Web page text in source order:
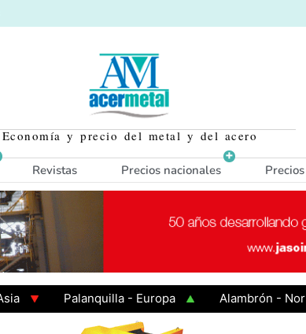
Economía y precio del metal y del acero
Revistas Precios nacionales
Palanquilla - Europa
Alambrón - Norte